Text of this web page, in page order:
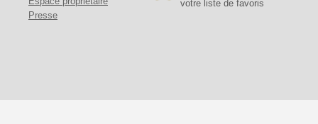
Presse
votre liste de favoris